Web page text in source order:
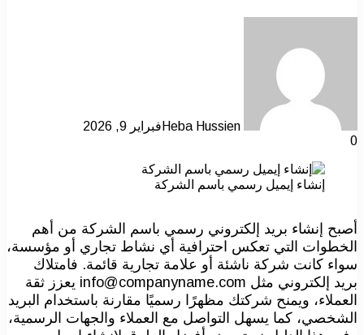
Heba Hussien فبراير 9, 2026
0
إنشاء إيميل رسمي باسم الشركة
أصبح إنشاء بريد إلكتروني رسمي باسم الشركة من أهم
الخطوات التي تعكس احترافية أي نشاط تجاري أو مؤسسة،
سواء كانت شركة ناشئة أو علامة تجارية قائمة. فامتلاك
بريد إلكتروني مثل info@companyname.com يعزز ثقة
العملاء، ويمنح شركتك مظهرًا رسميًا مقارنة باستخدام البريد
الشخصي، كما يسهل التواصل مع العملاء والجهات الرسمية،